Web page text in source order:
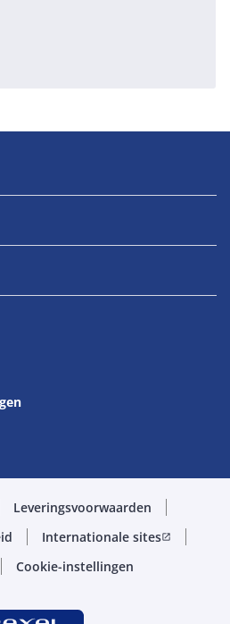
Leveringsvoorwaarden
Internationale sitesopen_in_new
Cookie-instellingen